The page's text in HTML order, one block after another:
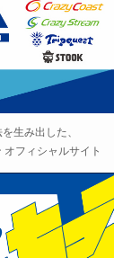
生み出した、
フィシャルサイト